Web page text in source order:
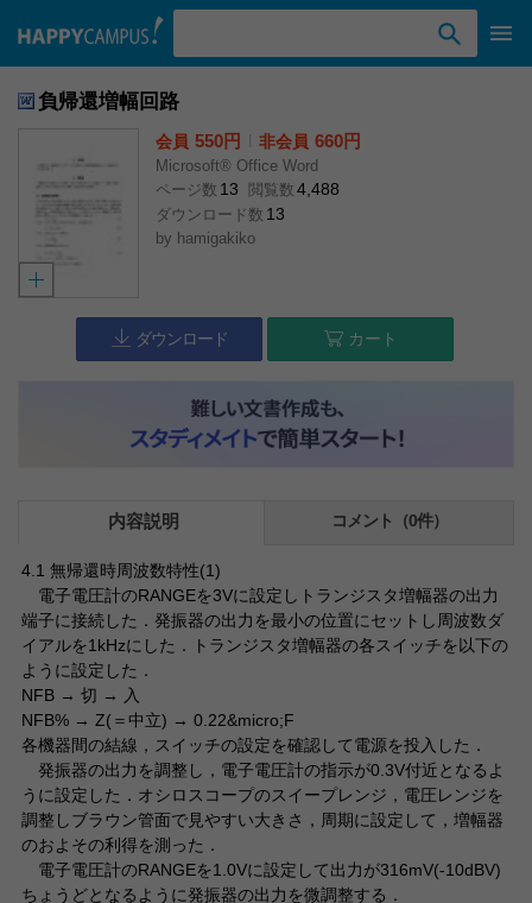
負帰還増幅回路
会員 550円 非会員 660円
Microsoft® Office Word
ページ数 13 閲覧数 4,488
ダウンロード数 13
by hamigakiko
ダウンロード カート
内容説明 コメント（0件）
4.1 無帰還時周波数特性(1)
電子電圧計のRANGEを3Vに設定しトランジスタ増幅器の出力
端子に接続した．発振器の出力を最小の位置にセットし周波数ダ
イアルを1kHzにした．トランジスタ増幅器の各スイッチを以下の
ように設定した．
NFB → 切 → 入
NFB% → Z(＝中立) → 0.22&micro;F
各機器間の結線，スイッチの設定を確認して電源を投入した．
発振器の出力を調整し，電子電圧計の指示が0.3V付近となるよ
うに設定した．オシロスコープのスイープレンジ，電圧レンジを
調整しブラウン管面で見やすい大きさ，周期に設定して，増幅器
のおよその利得を測った．
電子電圧計のRANGEを1.0Vに設定して出力が316mV(-10dBV)
ちょうどとなるように発振器の出力を微調整する．